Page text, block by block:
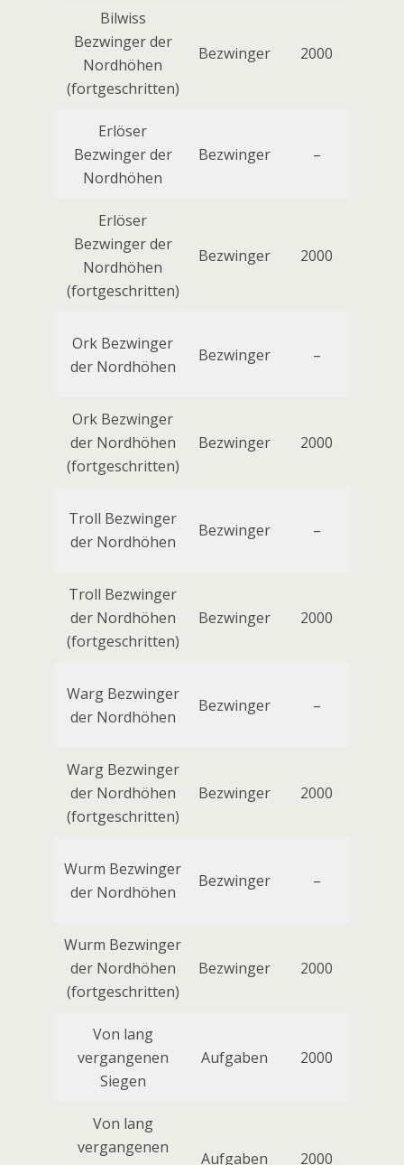
Bilwiss
Bezwinger der
Nordhöhen
(fortgeschritten)
Bezwinger 2000
Erlöser
Bezwinger der
Nordhöhen
Bezwinger –
Erlöser
Bezwinger der
Nordhöhen
(fortgeschritten)
Bezwinger 2000
Ork Bezwinger
der Nordhöhen
Bezwinger –
Ork Bezwinger
der Nordhöhen
(fortgeschritten)
Bezwinger 2000
Troll Bezwinger
der Nordhöhen
Bezwinger –
Troll Bezwinger
der Nordhöhen
(fortgeschritten)
Bezwinger 2000
Warg Bezwinger
der Nordhöhen
Bezwinger –
Warg Bezwinger
der Nordhöhen
(fortgeschritten)
Bezwinger 2000
Wurm Bezwinger
der Nordhöhen
Bezwinger –
Wurm Bezwinger
der Nordhöhen
(fortgeschritten)
Bezwinger 2000
Von lang
vergangenen
Siegen
Aufgaben 2000
Von lang
vergangenen
Aufgaben 2000